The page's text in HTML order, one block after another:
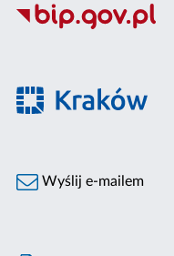
Wyślij e-mailem